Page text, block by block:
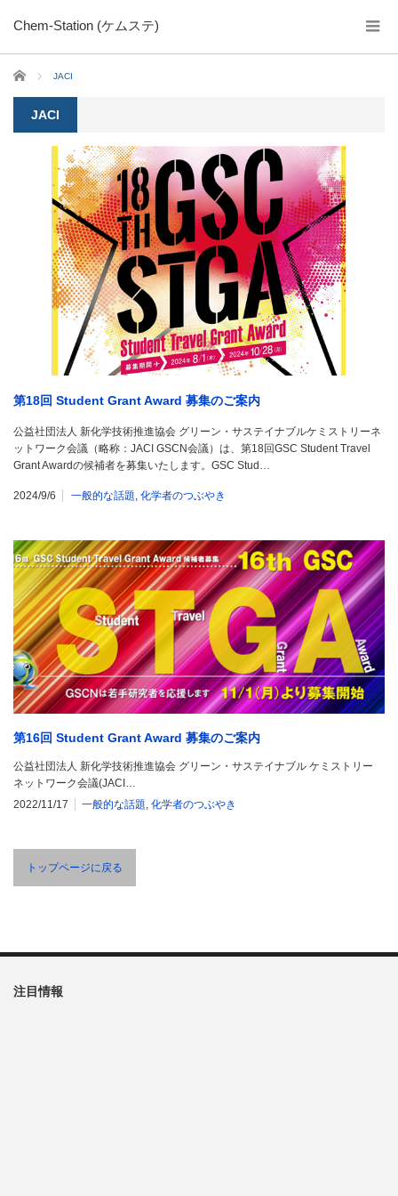
Chem-Station (ケムステ)
ホーム JACI
JACI
第18回 Student Grant Award 募集のご案内
公益社団法人 新化学技術推進協会 グリーン・サステイナブルケミストリーネ
ットワーク会議（略称：JACI GSCN会議）は、第18回GSC Student Travel
Grant Awardの候補者を募集いたします。GSC Stud…
2024/9/6 一般的な話題 化学者のつぶやき
第16回 Student Grant Award 募集のご案内
公益社団法人 新化学技術推進協会 グリーン・サステイナブル ケミストリー
ネットワーク会議(JACI…
2022/11/17
一般的な話題, 化学者のつぶやき
トップページに戻る
注目情報